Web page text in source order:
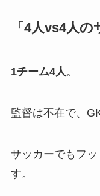
「4人vs4人の
1チーム4人 。
監督は不在で、
サッカーでもフッ
す。